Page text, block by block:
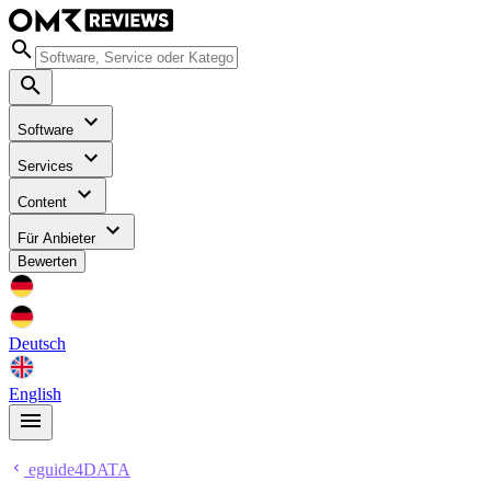
Software
Services
Content
Für Anbieter
Bewerten
Deutsch
English
eguide4DATA